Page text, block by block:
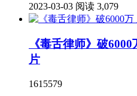
2023-03-03 阅读 3,079
《毒舌律师》破
片
1615579